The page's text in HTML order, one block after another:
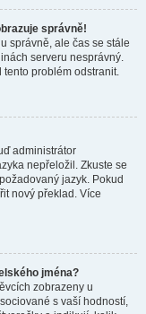
správně!
správně, ale čas se stále
serveru nesprávný.
tento problém odstranit.
administrátor
nepřeložil. Zkuste se
jazyk. Pokud
nový překlad. Více
jména?
zobrazeny u
s vaší hodností,